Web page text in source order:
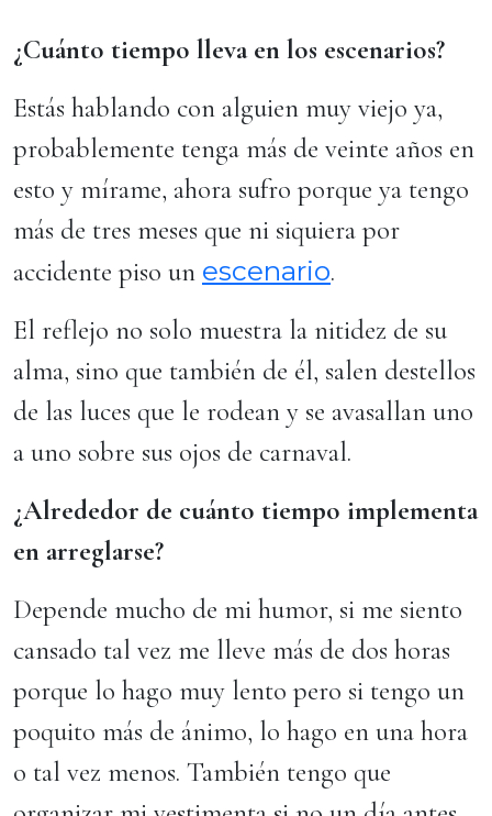
¿Cuánto tiempo lleva en los escenarios?
Estás hablando con alguien muy viejo ya,
probablemente tenga más de veinte años en
esto y mírame, ahora sufro porque ya tengo
más de tres meses que ni siquiera por
accidente piso un escenario.
El reflejo no solo muestra la nitidez de su
alma, sino que también de él, salen destellos
de las luces que le rodean y se avasallan uno
a uno sobre sus ojos de carnaval.
¿Alrededor de cuánto tiempo implementa
en arreglarse?
Depende mucho de mi humor, si me siento
cansado tal vez me lleve más de dos horas
porque lo hago muy lento pero si tengo un
poquito más de ánimo, lo hago en una hora
o tal vez menos. También tengo que